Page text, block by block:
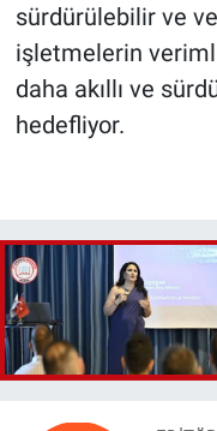
sürdürülebilir ve
işletmelerin
daha akıllı ve
hedefliyor.